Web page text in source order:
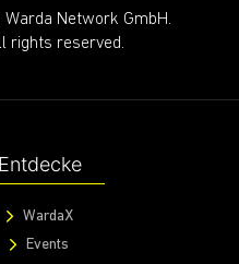
Network GmbH.
rights reserved.
Entdecke
WardaX
Events